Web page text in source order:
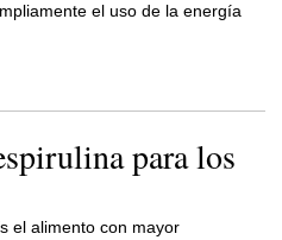
el uso de la energía
para los
el alimento con mayor